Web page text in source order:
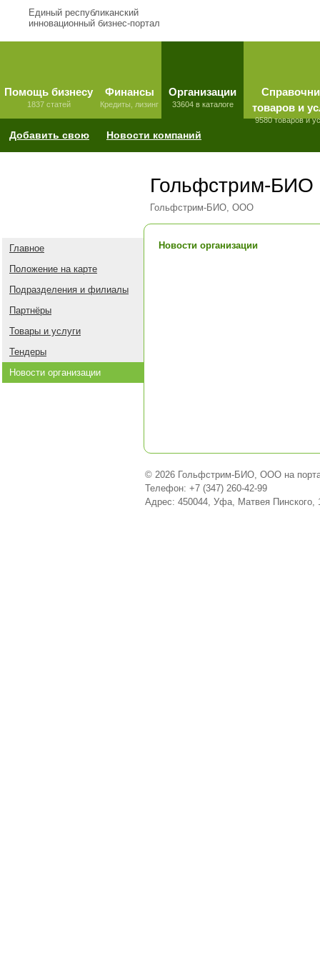
Единый республиканский
инновационный бизнес-портал
Помощь бизнесу
1837 статей
Финансы
Кредиты, лизинг
Организации
33604 в каталоге
товаров и
9580 товаров и
Добавить свою Новости компаний
Гольфстрим-БИО
Гольфстрим-БИО, ООО
Главное
Положение на карте
Подразделения и филиалы
Партнёры
Товары и услуги
Тендеры
Новости организации
Новости организации
© 2026 Гольфстрим-БИО, ООО на
Телефон: +7 (347) 260-42-99
Адрес: 450044, Уфа, Матвея Пинского,